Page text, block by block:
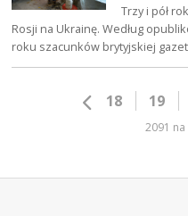
Trzy i pół
Rosji na Ukrainę. Według
roku szacunków brytyjskiej
18 19
2091